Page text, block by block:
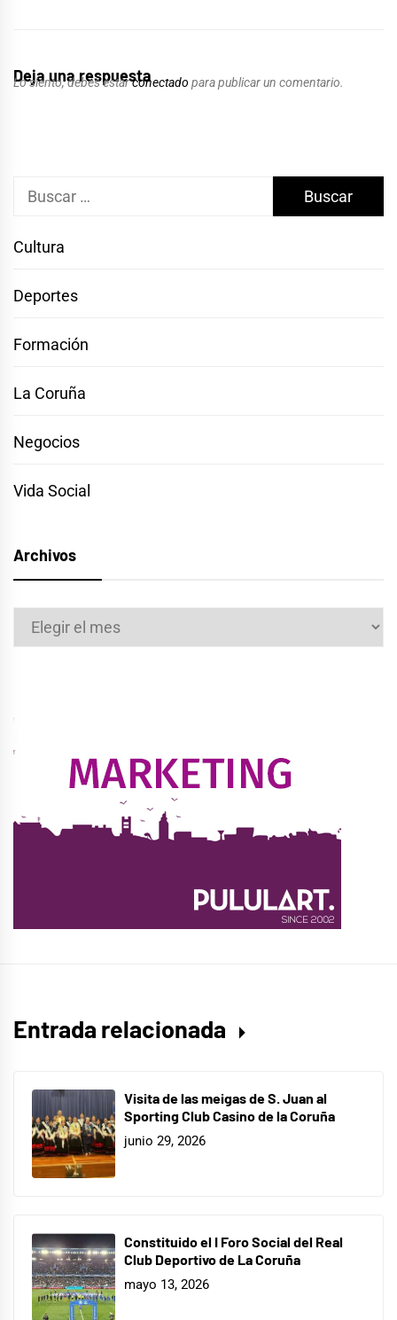
Deja una respuesta
Lo siento, debes estarconectado para publicar un comentario.
Buscar:
Cultura
Deportes
Formación
La Coruña
Negocios
Vida Social
Archivos
Archivos
Entrada relacionada
Visita de las meigas de S. Juan al
Sporting Club Casino de la Coruña
junio 29, 2026
Constituido el I Foro Social del Real
Club Deportivo de La Coruña
mayo 13, 2026